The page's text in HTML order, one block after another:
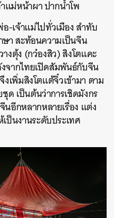
ม่หน้าผา ปากน้ำโพ
-เจ้าแม่ไปทั่วเมือง สำทับ
ษา สะท้อนความเป็นจีน
งตุ้ง (กว๋องสิว) สิงโตแคะ
จากไทยเปิดสัมพันธ์กับจีน
งเพิ่มสิงโตแต้จิ๋วเข้ามา ตาม
ด เป็นต้นว่าการเชิดมังกร
อีกหลากหลายเรื่อง แต่ง
ป็นงานระดับประเทศ